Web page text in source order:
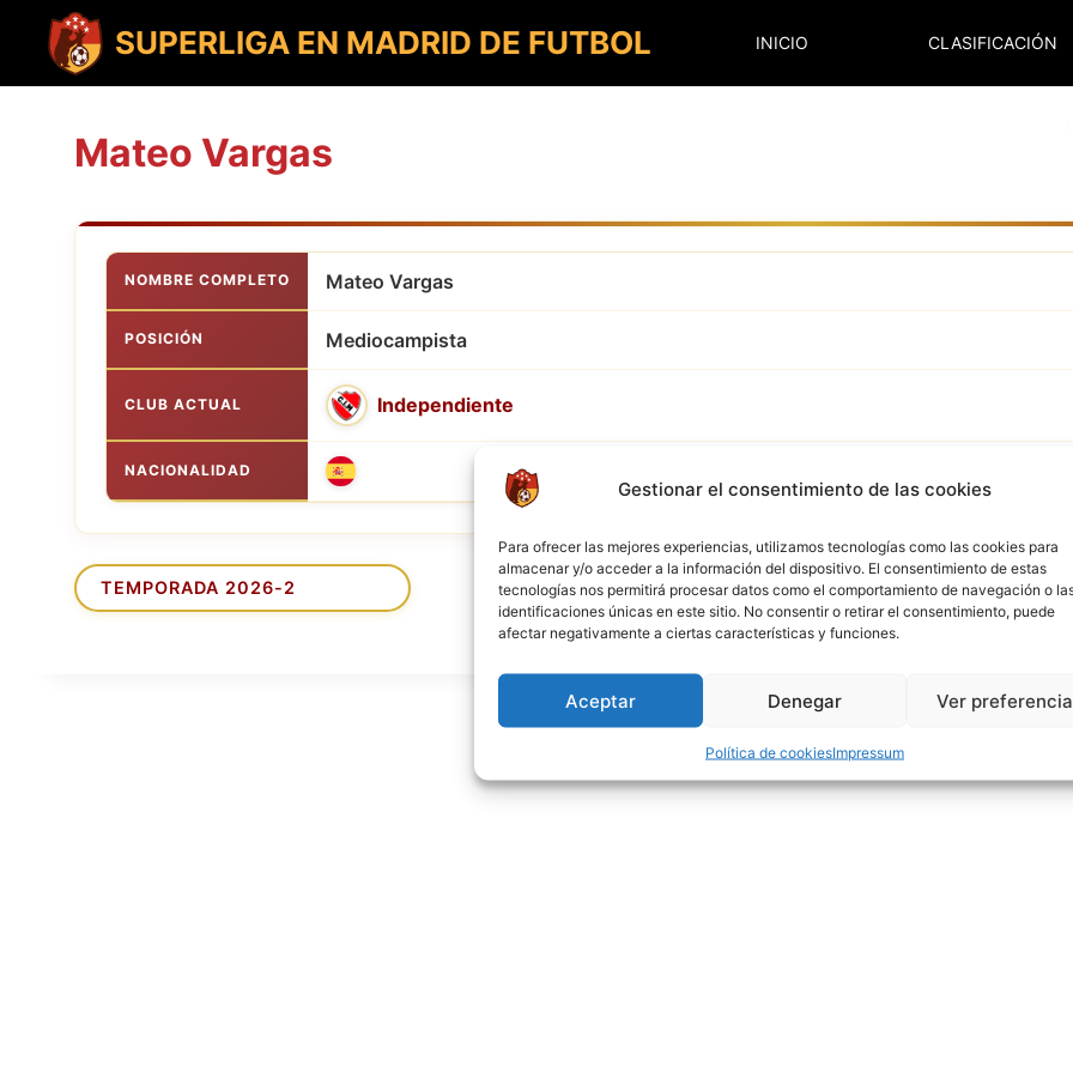
Gestionar el consentimiento de las cookies
Para ofrecer las mejores experiencias, utilizamos tecnologías como las cookies para
almacenar y/o acceder a la información del dispositivo. El consentimiento de estas
tecnologías nos permitirá procesar datos como el comportamiento de navegación o
identificaciones únicas en este sitio. No consentir o retirar el consentimiento, puede
afectar negativamente a ciertas características y funciones.
Aceptar Denegar Ver
Política de cookiesImpressum
contenido
SUPERLIGA EN MADRID DE FUTBOL INICIO CLASIFICACIÓN
Mateo Vargas
NOMBRE COMPLETO Mateo Vargas
POSICIÓN Mediocampista
CLUB ACTUAL Independiente
NACIONALIDAD